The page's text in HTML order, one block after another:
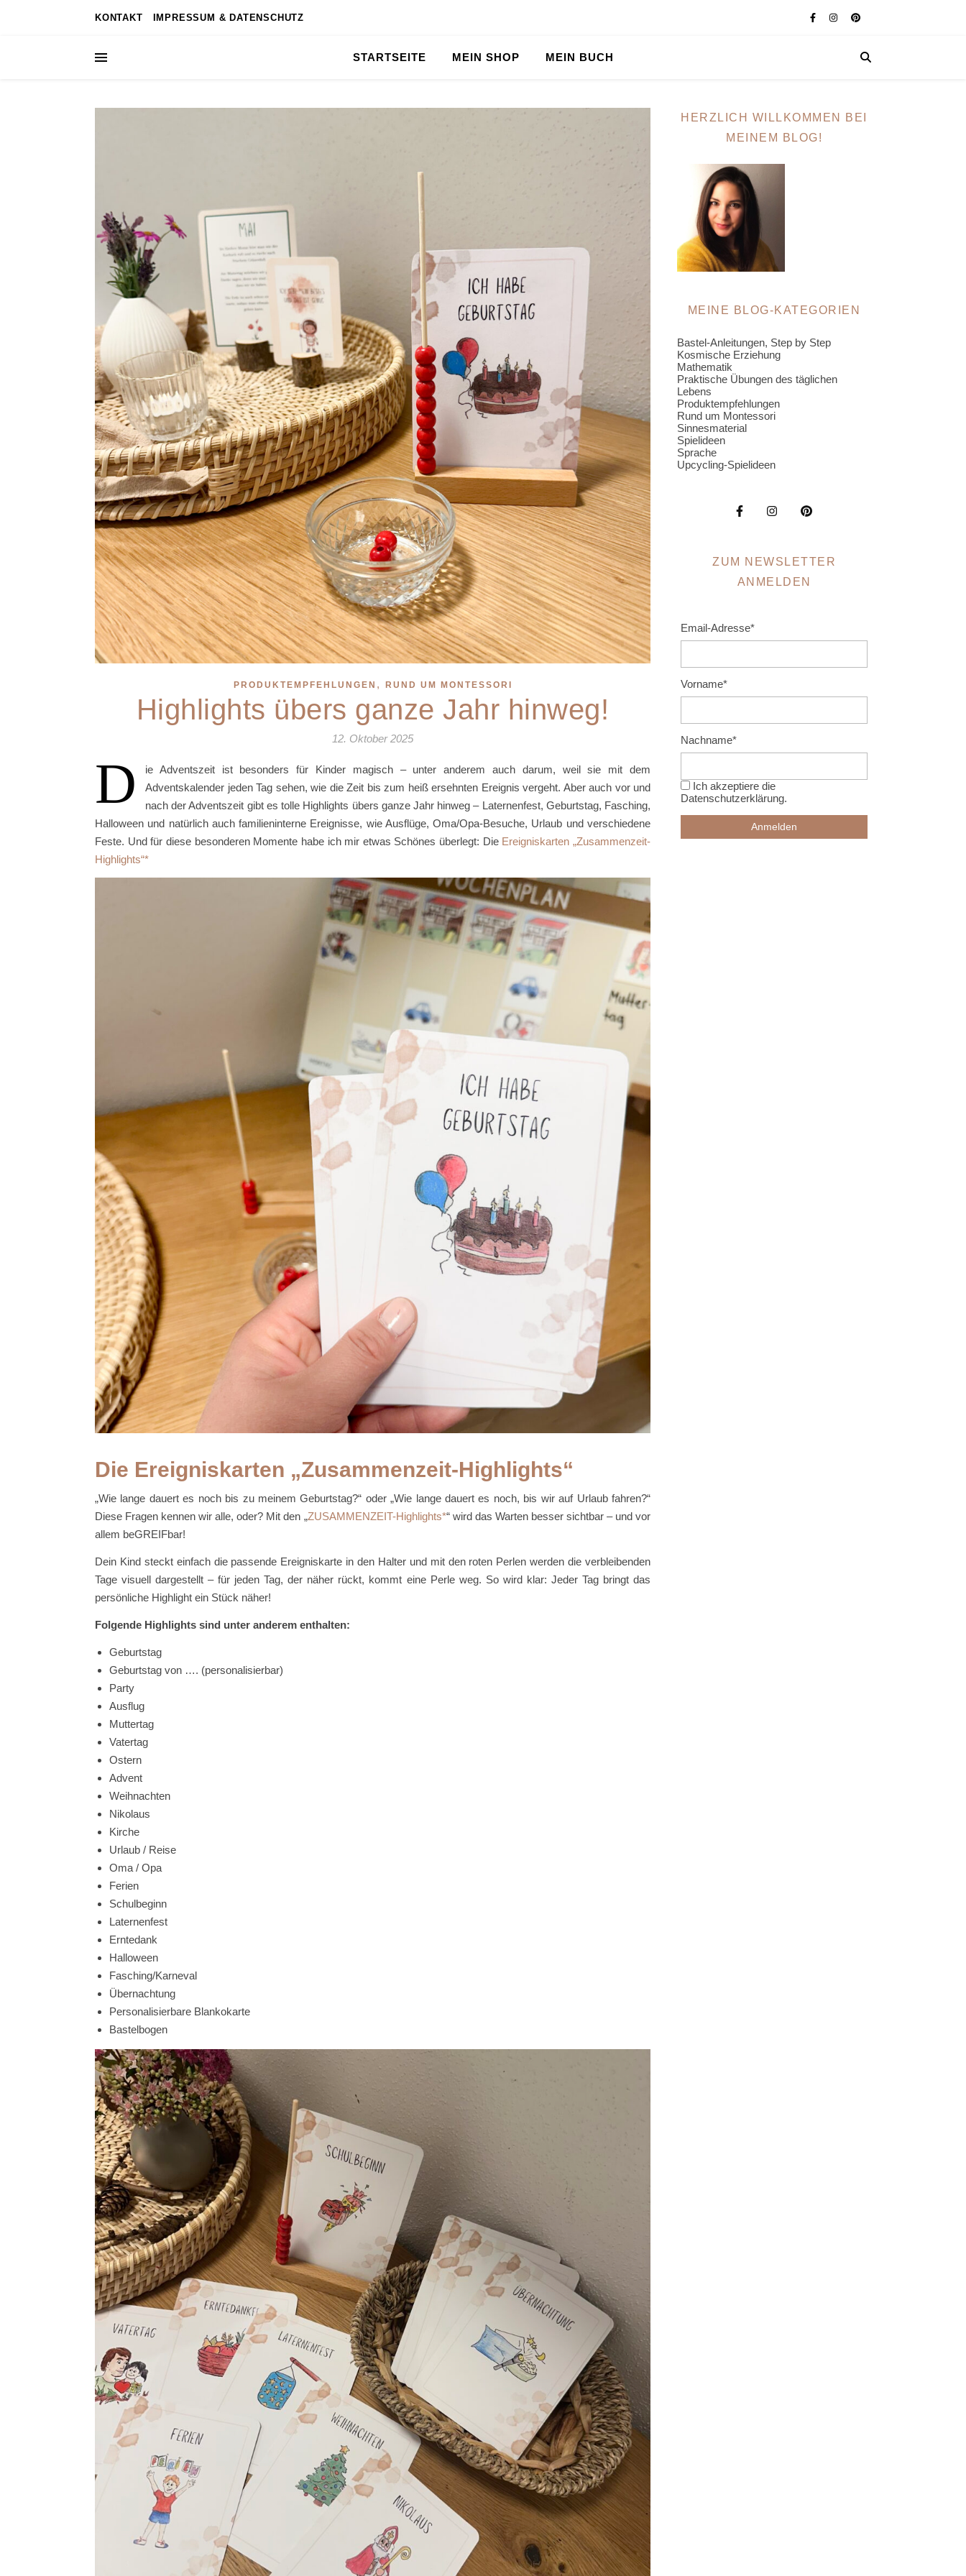
KONTAKT IMPRESSUM & DATENSCHUTZ
STARTSEITE MEIN SHOP MEIN BUCH
PRODUKTEMPFEHLUNGEN , RUND UM MONTESSORI
Highlights übers ganze Jahr hinweg!
12. Oktober 2025
D
ie Adventszeit ist besonders für Kinder magisch – unter anderem auch darum, weil sie mit dem
Adventskalender jeden Tag sehen, wie die Zeit bis zum heiß ersehnten Ereignis vergeht. Aber auch vor und
nach der Adventszeit gibt es tolle Highlights übers ganze Jahr hinweg – Laternenfest, Geburtstag, Fasching,
Halloween und natürlich auch familieninterne Ereignisse, wie Ausflüge, Oma/Opa-Besuche, Urlaub und verschiedene
Feste. Und für diese besonderen Momente habe ich mir etwas Schönes überlegt: Die Ereigniskarten „Zusammenzeit-
Highlights“
Die Ereigniskarten „Zusammenzeit-Highlights“
„Wie lange dauert es noch bis zu meinem Geburtstag?“ oder „Wie lange dauert es noch, bis wir auf Urlaub fahren?“
Diese Fragen kennen wir alle, oder? Mit den „ZUSAMMENZEIT-Highlights “ wird das Warten besser sichtbar – und vor
allem beGREIFbar!
Dein Kind steckt einfach die passende Ereigniskarte in den Halter und mit den roten Perlen werden die verbleibenden
Tage visuell dargestellt – für jeden Tag, der näher rückt, kommt eine Perle weg. So wird klar: Jeder Tag bringt das
persönliche Highlight ein Stück näher!
Folgende Highlights sind unter anderem enthalten:
Geburtstag
Geburtstag von …. (personalisierbar)
Party
Ausflug
Muttertag
Vatertag
Ostern
Advent
Weihnachten
Nikolaus
Kirche
Urlaub / Reise
Oma / Opa
Ferien
Schulbeginn
Laternenfest
Erntedank
Halloween
Fasching/Karneval
Übernachtung
Personalisierbare Blankokarte
Bastelbogen
HERZLICH WILLKOMMEN BEI
MEINEM BLOG!
MEINE BLOG-KATEGORIEN
Bastel-Anleitungen, Step by Step
Kosmische Erziehung
Mathematik
Praktische Übungen des täglichen
Lebens
Produktempfehlungen
Rund um Montessori
Sinnesmaterial
Spielideen
Sprache
Upcycling-Spielideen
ZUM NEWSLETTER
ANMELDEN
Email-Adresse*
Vorname*
Nachname*
Ich akzeptiere die
Datenschutzerklärung.